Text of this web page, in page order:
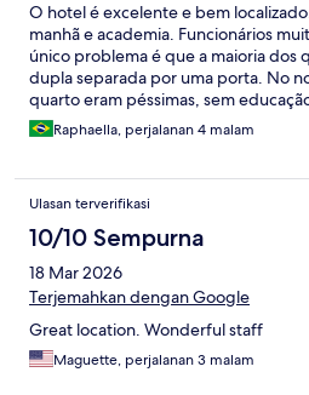
O hotel é excelente e bem
manhã e academia. Funcionários
único problema é que a maioria dos
dupla separada por uma porta. No
quarto eram péssimas, sem
portas. Reclamamos, mas eles só
para troca, o que poderia ser
quando as tais hóspedes foram
Raphaella, perjalanan 4 malam
Ulasan terverifikasi
10/10 Sempurna
18 Mar 2026
Terjemahkan dengan Google
Great location. Wonderful staff
Maguette, perjalanan 3 malam